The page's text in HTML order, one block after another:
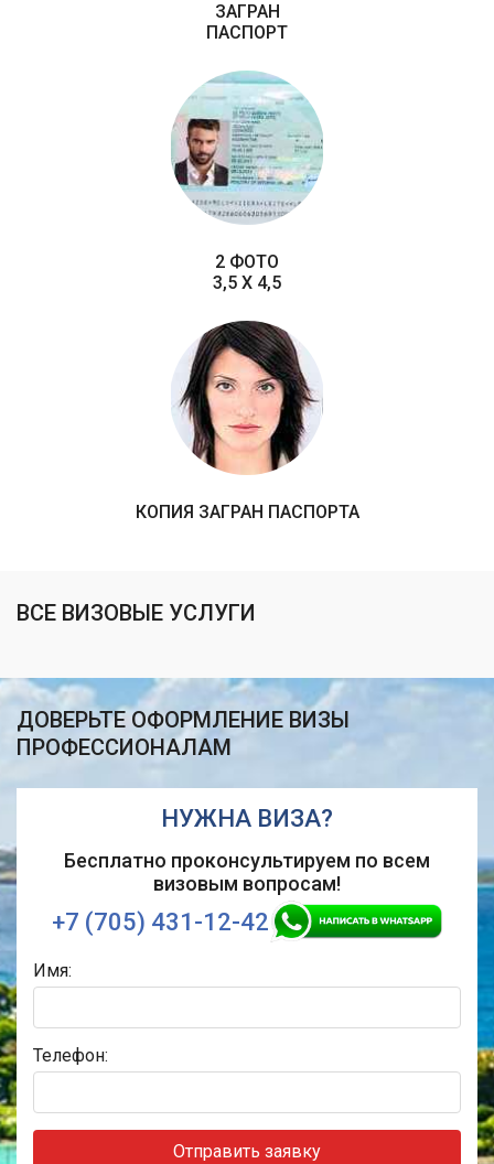
ЗАГРАН
ПАСПОРТ
2 ФОТО
3,5 X 4,5
КОПИЯ ЗАГРАН ПАСПОРТА
ВСЕ ВИЗОВЫЕ УСЛУГИ
ДОВЕРЬТЕ ОФОРМЛЕНИЕ ВИЗЫ
ПРОФЕССИОНАЛАМ
НУЖНА ВИЗА?
Бесплатно проконсультируем по всем
визовым вопросам!
+7 (705) 431-12-42
Имя:
Телефон:
Отправить заявку